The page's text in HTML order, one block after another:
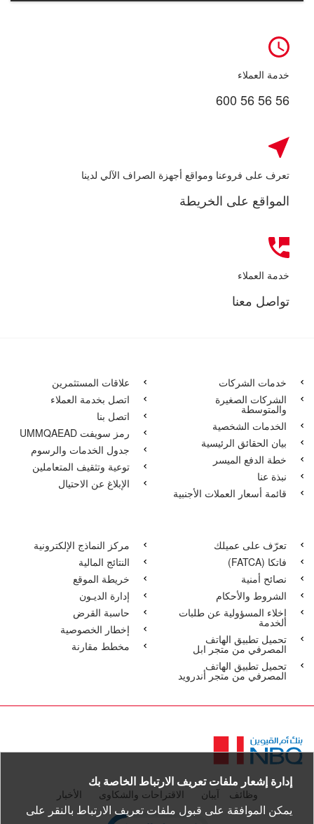
إدارة إشعار ملفات تعريف الارتباط الخاصة بك
يمكن الموافقة على قبول ملفات تعريف الارتباط بالنقر على
خدمة العملاء
600 56 56 56
تعرف على فروعنا ومواقع أجهزة الصراف الآلي لدينا
المواقع على الخريطة
خدمة العملاء
تواصل معنا
خدمات الشركات
الشركات الصغيرة
والمتوسطة
الخدمات الشخصية
بيان الحقائق الرئيسية
خطة الدفع الميسر
نبذة عنا
قائمة أسعار العملات الأجنبية
علاقات المستثمرين
اتصل بخدمة العملاء
اتصل بنا
رمز سويفت UMMQAEAD
جدول الخدمات والرسوم
توعية وتثقيف المتعاملين
الإبلاغ عن الاحتيال
تعرّف على عميلك
فاتكا‏‏ (FATCA)
نصائح أمنية
الشروط والأحكام
إخلاء المسؤولية عن طلبات
الخدمة
تحميل تطبيق الهاتف
المصرفي من متجر ابل
تحميل تطبيق الهاتف
المصرفي من متجر أندرويد
مركز النماذج الإلكترونية
النتائج المالية
خريطة الموقع
إدارة الديـون
حاسبة القرض
إخطار الخصوصية
مخطط مقارنة
الصفحة
الرئيسية
وظائف آيبان الاقتراحات والشكاوى الأخبار
certificate verification popup